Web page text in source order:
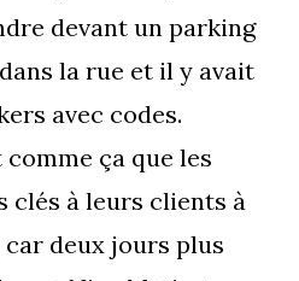
devant un parking
la rue et il y avait
avec codes.
comme ça que les
clés à leurs clients à
car deux jours plus